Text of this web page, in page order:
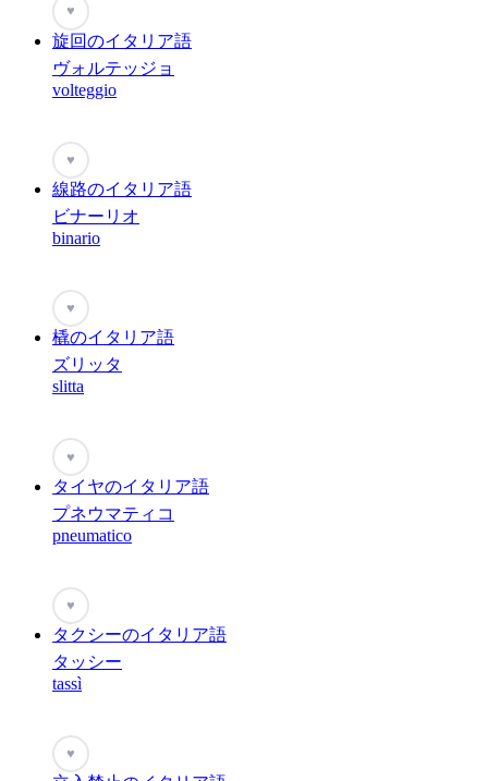
♥
旋回のイタリア語
ヴォルテッジョ
volteggio
♥
線路のイタリア語
ビナーリオ
binario
♥
橇のイタリア語
ズリッタ
slitta
♥
タイヤのイタリア語
プネウマティコ
pneumatico
♥
タクシーのイタリア語
タッシー
tassì
♥